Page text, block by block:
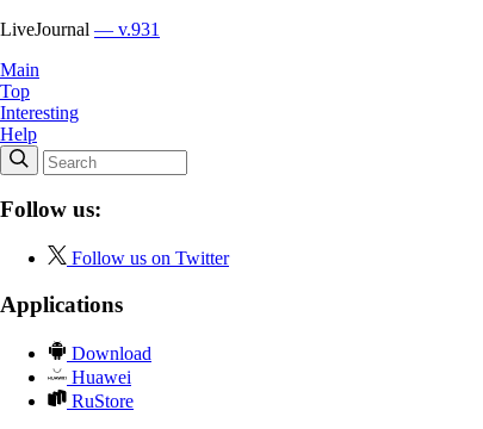
LiveJournal — v.931
Main
Top
Interesting
Help
Follow us:
Follow us on Twitter
Applications
Download
Huawei
RuStore